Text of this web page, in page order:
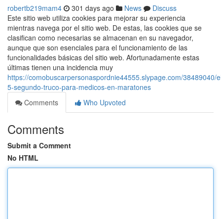
robertb219mam4 301 days ago News
Discuss
Este sitio web utiliza cookies para mejorar su experiencia
mientras navega por el sitio web. De estas, las cookies que se
clasifican como necesarias se almacenan en su navegador,
aunque que son esenciales para el funcionamiento de las
funcionalidades básicas del sitio web. Afortunadamente estas
últimas tienen una incidencia muy
https://comobuscarpersonaspordnie44555.slypage.com/38489040/
5-segundo-truco-para-medicos-en-maratones
Comments
Who Upvoted
Comments
Submit a Comment
No HTML